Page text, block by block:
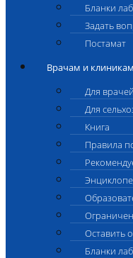
Бланки
Задать
Постамат
Врачам и клиникам
Для
Для
Книга
Правила
Оставить
Бланки